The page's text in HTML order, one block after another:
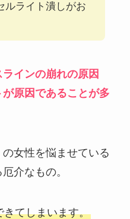
ルライト潰しがお
インの崩れの原因
原因であることが多
女性を悩ませている
介なもの。
きてしまいます。